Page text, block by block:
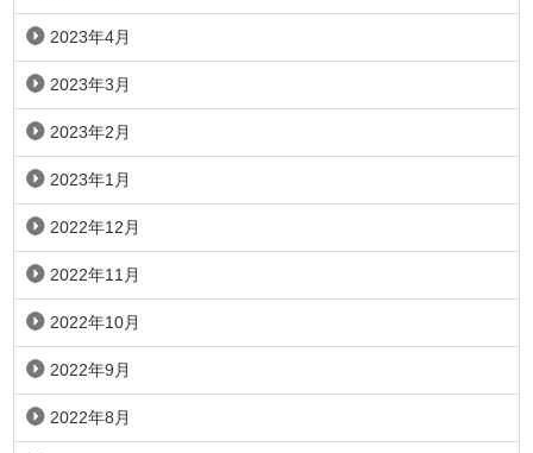
2023年4月
2023年3月
2023年2月
2023年1月
2022年12月
2022年11月
2022年10月
2022年9月
2022年8月